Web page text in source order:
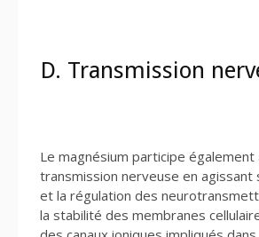
D. Transmission
Le magnésium participe également
transmission nerveuse en agissant
et la régulation des
la stabilité des membranes